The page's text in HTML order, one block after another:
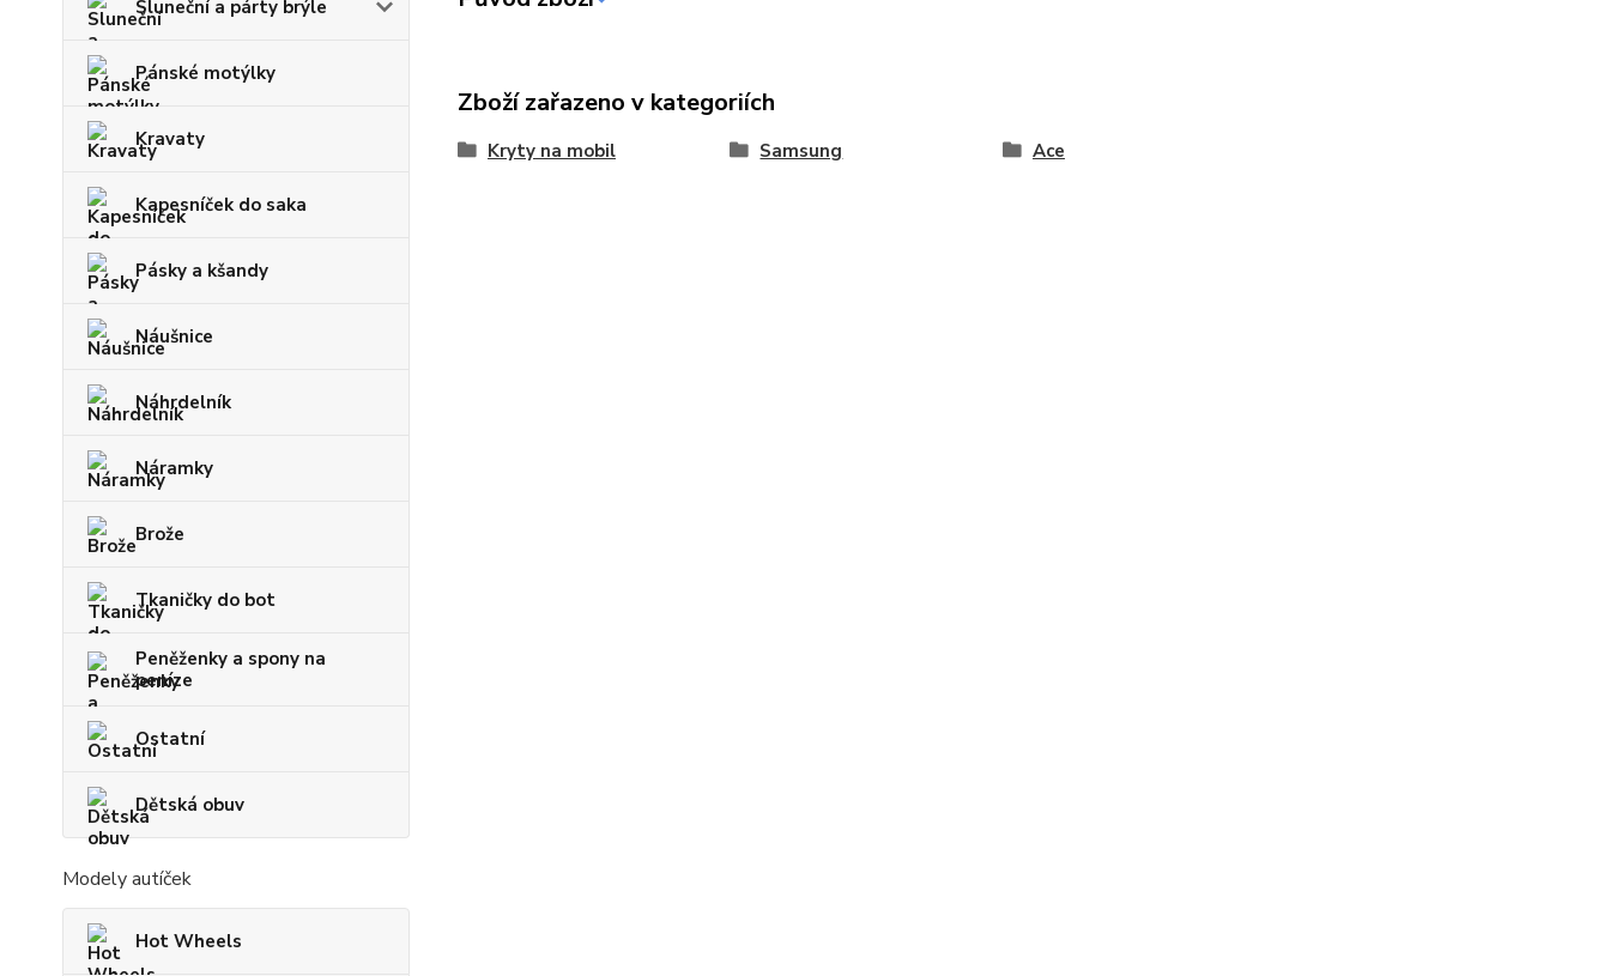
Sluneční a párty brýle
Pánské motýlky
Kravaty
Kapesníček do saka
Pásky a kšandy
Náušnice
Náhrdelník
Náramky
Brože
Tkaničky do bot
Peněženky a spony na
peníze
Ostatní
Dětská obuv
Modely autíček
Hot Wheels
Zboží zařazeno v kategoriích
Kryty na mobil Samsung Ace